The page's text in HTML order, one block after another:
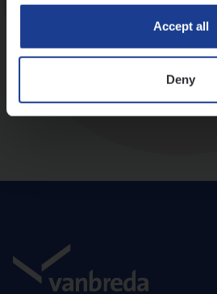
Accept all
Deny